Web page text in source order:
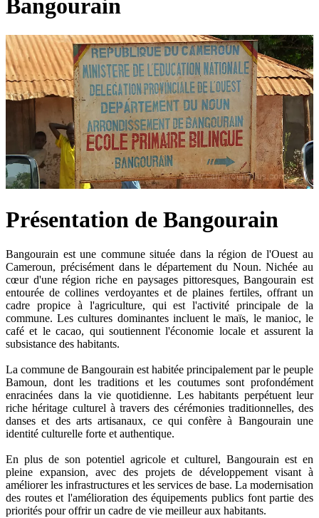
Bangourain
Présentation de Bangourain
Bangourain est une commune située dans la région de l'Ouest au
Cameroun, précisément dans le département du Noun. Nichée au
cœur d'une région riche en paysages pittoresques, Bangourain est
entourée de collines verdoyantes et de plaines fertiles, offrant un
cadre propice à l'agriculture, qui est l'activité principale de la
commune. Les cultures dominantes incluent le maïs, le manioc, le
café et le cacao, qui soutiennent l'économie locale et assurent la
subsistance des habitants.
La commune de Bangourain est habitée principalement par le peuple
Bamoun, dont les traditions et les coutumes sont profondément
enracinées dans la vie quotidienne. Les habitants perpétuent leur
riche héritage culturel à travers des cérémonies traditionnelles, des
danses et des arts artisanaux, ce qui confère à Bangourain une
identité culturelle forte et authentique.
En plus de son potentiel agricole et culturel, Bangourain est en
pleine expansion, avec des projets de développement visant à
améliorer les infrastructures et les services de base. La modernisation
des routes et l'amélioration des équipements publics font partie des
priorités pour offrir un cadre de vie meilleur aux habitants.